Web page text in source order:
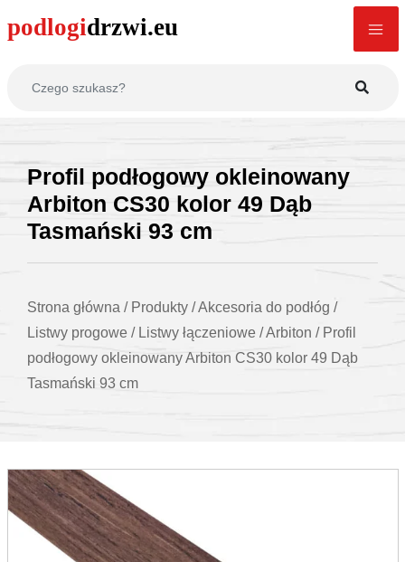
Profil podłogowy okleinowany
Arbiton CS30 kolor 49 Dąb
Tasmański 93 cm
Strona główna / Produkty /Akcesoria do podłóg /
Listwy progowe / Listwy łączeniowe /Arbiton / Profil
podłogowy okleinowany Arbiton CS30 kolor 49 Dąb
Tasmański 93 cm